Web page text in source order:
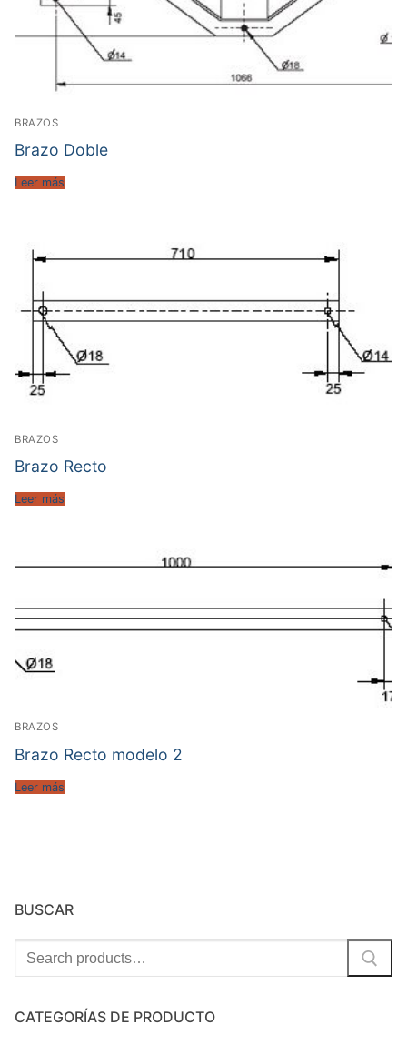
BRAZOS
Brazo Doble
Leer más
BRAZOS
Brazo Recto
Leer más
BRAZOS
Brazo Recto modelo 2
Leer más
BUSCAR
Search
for:
CATEGORÍAS DE PRODUCTO